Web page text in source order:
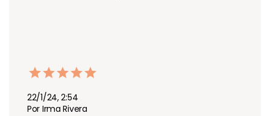
22/1/24, 2:54
Por Irma Rivera